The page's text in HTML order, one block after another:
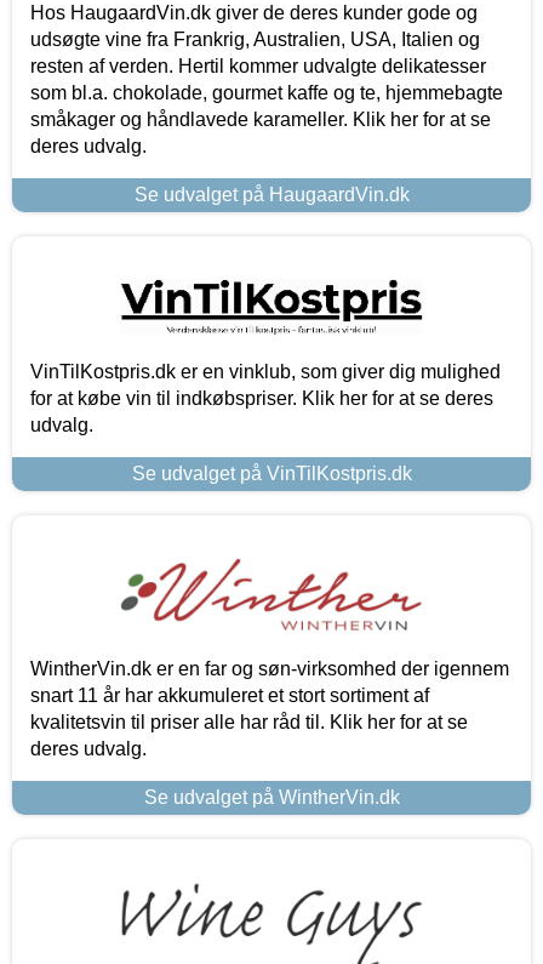
Hos HaugaardVin.dk giver de deres kunder gode og
udsøgte vine fra Frankrig, Australien, USA, Italien og
resten af verden. Hertil kommer udvalgte delikatesser
som bl.a. chokolade, gourmet kaffe og te, hjemmebagte
småkager og håndlavede karameller. Klik her for at se
deres udvalg.
Se udvalget på HaugaardVin.dk
VinTilKostpris.dk er en vinklub, som giver dig mulighed
for at købe vin til indkøbspriser. Klik her for at se deres
udvalg.
Se udvalget på VinTilKostpris.dk
WintherVin.dk er en far og søn-virksomhed der igennem
snart 11 år har akkumuleret et stort sortiment af
kvalitetsvin til priser alle har råd til. Klik her for at se
deres udvalg.
Se udvalget på WintherVin.dk